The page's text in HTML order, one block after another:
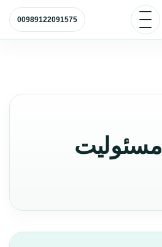
باز و بسته کردن منو
00989122091575
مسئولیت